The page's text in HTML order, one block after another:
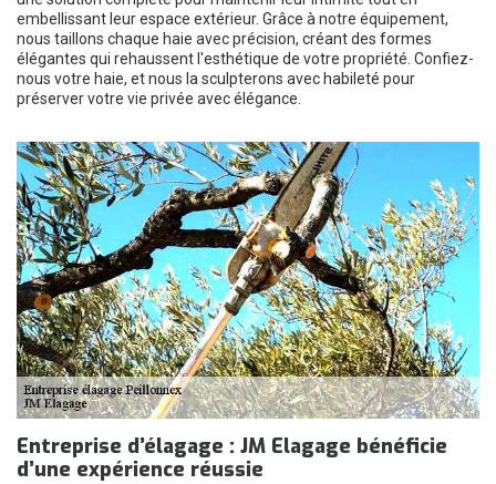
embellissant leur espace extérieur. Grâce à notre équipement,
nous taillons chaque haie avec précision, créant des formes
élégantes qui rehaussent l'esthétique de votre propriété. Confiez-
nous votre haie, et nous la sculpterons avec habileté pour
préserver votre vie privée avec élégance.
Entreprise d’élagage : JM Elagage bénéficie
d’une expérience réussie